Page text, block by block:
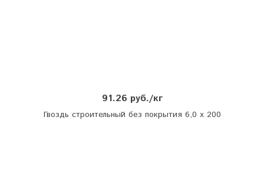
91.26 руб./кг
Гвоздь строительный без покрытия 6,0 х 200